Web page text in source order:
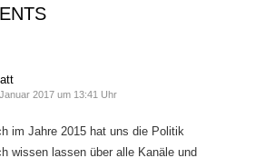
2017 um 13:41 Uhr
im Jahre 2015 hat uns die Politik
wissen lassen über alle Kanäle und